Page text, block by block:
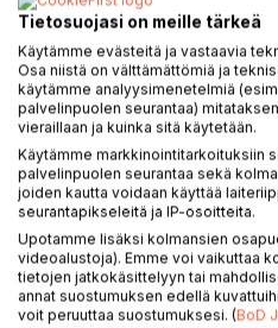
hiilidioksidipitoisuuden kasvun
globaalissa maailmassa
tarvittavia päätöksiä.
se, että luonto on
fossiilisen hiilen
hintalaatusuhde on vapaan
ylivoimainen.
Ilmastonmuutos riistäytyy
kaaos, ja sen syövereissä
Läntisessä maailmassa
ideologia, jolla on selkeä visio
Tietosuojasi on meille tärkeä
Käytämme evästeitä ja vastaavia
Osa niistä on välttämättömiä ja
käytämme analyysimenetelmiä
palvelinpuolen seurantaa)
vieraillaan ja kuinka sitä käytetään.
Käytämme markkinointitarkoituksiin
palvelinpuolen seurantaa sekä
joiden kautta voidaan käyttää
seurantapikseleitä ja IP-osoitteita.
Upotamme lisäksi kolmansien
videoalustoja). Emme voi vaikuttaa
tietojen jatkokäsittelyyn tai
annat suostumuksen edellä
voit peruuttaa suostumuksesi. (BoD